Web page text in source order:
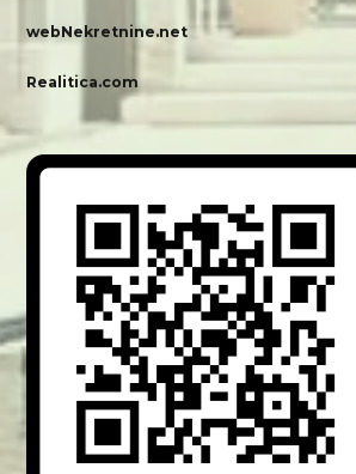
webNekretnine.net
Realitica.com